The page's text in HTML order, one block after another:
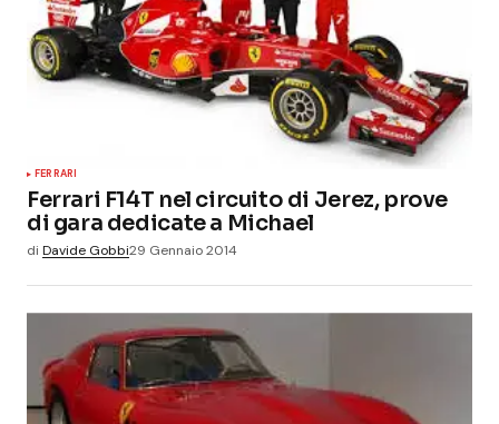
FERRARI
Ferrari F14T nel circuito di Jerez, prove
di gara dedicate a Michael
di Davide Gobbi29 Gennaio 2014